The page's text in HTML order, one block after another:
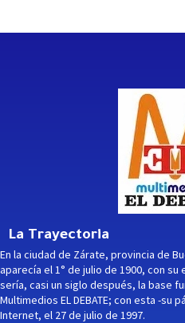
La Trayectoria
En la ciudad de Zárate, provincia de
aparecía el 1° de julio de 1900, con
sería, casi un siglo después, la base
Multimedios EL DEBATE; con esta -su
Internet, el 27 de julio de 1997.